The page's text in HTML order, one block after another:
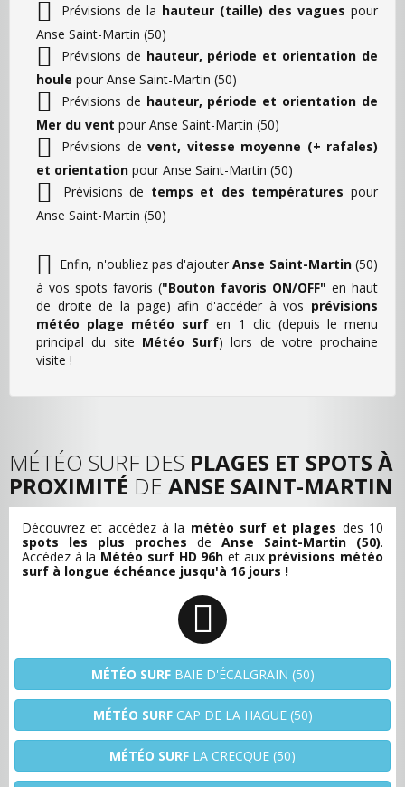
Prévisions de la hauteur (taille) des vagues pour
Anse Saint-Martin (50)
Prévisions de hauteur, période et orientation de
houle pour Anse Saint-Martin (50)
Prévisions de hauteur, période et orientation de
Mer du vent pour Anse Saint-Martin (50)
Prévisions devent, vitesse moyenne (+ rafales)
et orientation pour Anse Saint-Martin (50)
Prévisions de temps et des températures pour
Anse Saint-Martin (50)
Enfin, n'oubliez pas d'ajouterAnse Saint-Martin(50)
à vos spots favoris ("Bouton favoris ON/OFF" en haut
de droite de la page) afin d'accéder à vos prévisions
météo plage météo surf en 1 clic (depuis le menu
principal du site Météo Surf) lors de votre prochaine
visite !
MÉTÉO SURF DES PLAGES ET SPOTS À
PROXIMITÉ DE ANSE SAINT-MARTIN
Découvrez et accédez à la météo surf et plages des 10
spots les plus proches de Anse Saint-Martin (50).
Accédez à la Météo surf HD 96h et aux prévisions météo
surf à longue échéance jusqu'à 16 jours !
MÉTÉO SURFBAIE D'ÉCALGRAIN (50)
MÉTÉO SURFCAP DE LA HAGUE (50)
MÉTÉO SURF LA CRECQUE (50)